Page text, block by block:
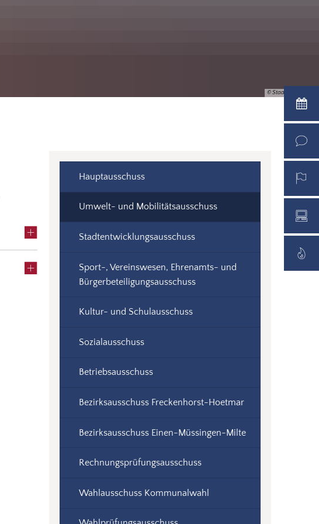
© Stadt Warendorf
Hauptausschuss
Umwelt- und Mobilitätsausschuss
Stadtentwicklungsausschuss
Sport-, Vereinswesen, Ehrenamts- und
Bürgerbeteiligungsausschuss
Kultur- und Schulausschuss
Sozialausschuss
Betriebsausschuss
Bezirksausschuss Freckenhorst-Hoetmar
Bezirksausschuss Einen-Müssingen-Milte
Rechnungsprüfungsausschuss
Wahlausschuss Kommunalwahl